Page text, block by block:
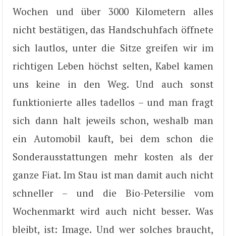
Wochen und über 3000 Kilometern alles
nicht bestätigen, das Handschuhfach öffnete
sich lautlos, unter die Sitze greifen wir im
richtigen Leben höchst selten, Kabel kamen
uns keine in den Weg. Und auch sonst
funktionierte alles tadellos – und man fragt
sich dann halt jeweils schon, weshalb man
ein Automobil kauft, bei dem schon die
Sonderausstattungen mehr kosten als der
ganze Fiat. Im Stau ist man damit auch nicht
schneller – und die Bio-Petersilie vom
Wochenmarkt wird auch nicht besser. Was
bleibt, ist: Image. Und wer solches braucht,